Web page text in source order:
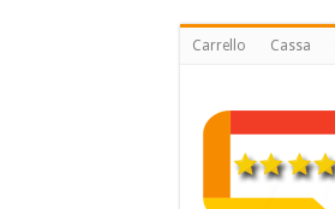
Carrello Cassa